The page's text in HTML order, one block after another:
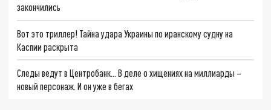
закончились
Вот это триллер! Тайна удара Украины по иранскому судну на
Каспии раскрыта
Следы ведут в Центробанк… В деле о хищениях на миллиарды –
новый персонаж. И он уже в бегах